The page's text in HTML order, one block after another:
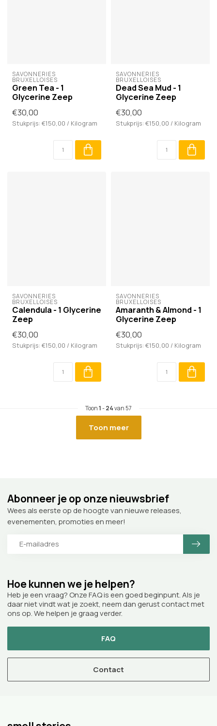
SAVONNERIES
BRUXELLOISES
Green Tea - 1
Glycerine Zeep
€30,00
Stukprijs: €150,00 / Kilogram
SAVONNERIES
BRUXELLOISES
Dead Sea Mud - 1
Glycerine Zeep
€30,00
Stukprijs: €150,00 / Kilogram
SAVONNERIES
BRUXELLOISES
Calendula - 1 Glycerine
Zeep
€30,00
Stukprijs: €150,00 / Kilogram
SAVONNERIES
BRUXELLOISES
Amaranth & Almond - 1
Glycerine Zeep
€30,00
Stukprijs: €150,00 / Kilogram
Toon1-24van 57
Toon meer
Hoe kunnen we je helpen?
Heb je een vraag? Onze FAQ is een goed beginpunt. Als je
daar niet vindt wat je zoekt, neem dan gerust contact met
ons op. We helpen je graag verder.
FAQ
Contact
Abonneer je op onze nieuwsbrief
Wees als eerste op de hoogte van nieuwe releases,
evenementen, promoties en meer!